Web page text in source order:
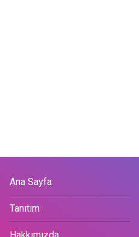
Ana Sayfa
Tanıtım